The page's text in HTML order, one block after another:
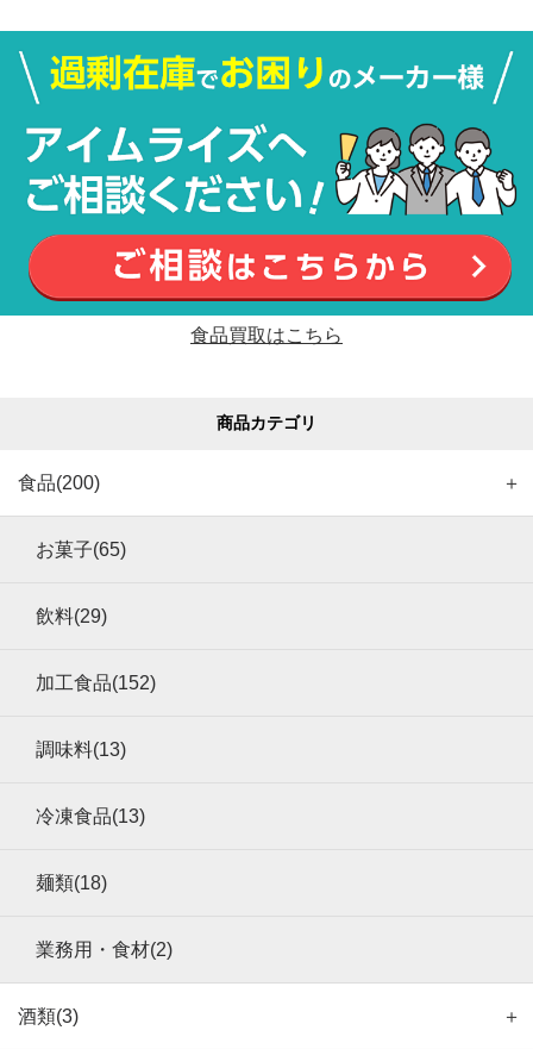
食品買取はこちら
商品カテゴリ
食品(200) ＋
お菓子(65)
飲料(29)
加工食品(152)
調味料(13)
冷凍食品(13)
麺類(18)
業務用・食材(2)
酒類(3) ＋